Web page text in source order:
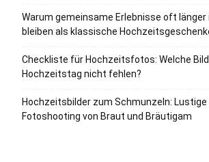
Warum gemeinsame Erlebnisse oft länger
bleiben als klassische
Checkliste für Hochzeitsfotos: Welche
Hochzeitstag nicht fehlen?
Hochzeitsbilder zum Schmunzeln: Lustige
Fotoshooting von Braut und Bräutigam